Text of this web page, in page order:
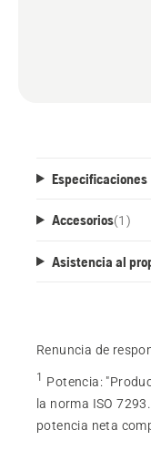
Especificaciones
Accesorios(1 )
Asistencia al
Renuncia de
1 Potencia:
la norma ISO
potencia neta